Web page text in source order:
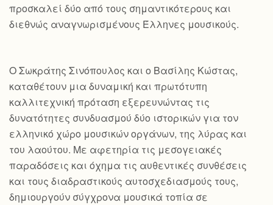
προσκαλεί δύο από τους σημαντικότερους και
διεθνώς αναγνωρισμένους Έλληνες μουσικούς.
Ο Σωκράτης Σινόπουλος και ο Βασίλης Κώστας,
καταθέτουν μια δυναμική και πρωτότυπη
καλλιτεχνική πρόταση εξερευνώντας τις
δυνατότητες συνδυασμού δύο ιστορικών για τον
ελληνικό χώρο μουσικών οργάνων, της λύρας και
του λαούτου. Με αφετηρία τις μεσογειακές
παραδόσεις και όχημα τις αυθεντικές συνθέσεις
και τους διαδραστικούς αυτοσχεδιασμούς τους,
δημιουργούν σύγχρονα μουσικά τοπία σε